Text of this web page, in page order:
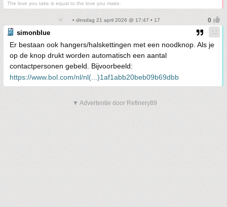
The love you take is equal to the love you make.
• dinsdag 21 april 2026 @ 17:47 • 17
simonblue
Er bestaan ook hangers/halskettingen met een noodknop. Als je
op de knop drukt worden automatisch een aantal
contactpersonen gebeld. Bijvoorbeeld:
https://www.bol.com/nl/nl(...)1af1abb20beb09b69dbb
▼ Advertentie door Refinery89